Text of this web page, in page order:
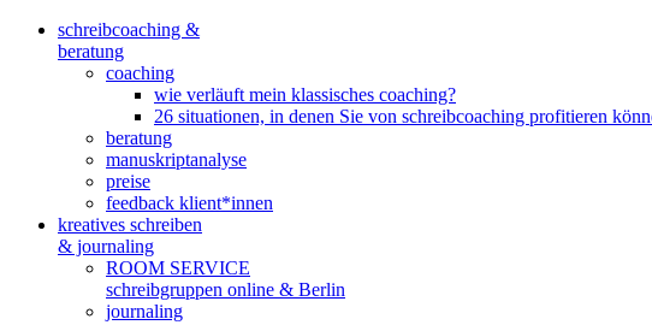
schreibcoaching &
beratung
coaching
wie verläuft mein klassisches coaching?
26 situationen, in denen Sie von schreibcoaching profitieren
beratung
manuskriptanalyse
preise
feedback klient*innen
kreatives schreiben
& journaling
ROOM SERVICE
schreibgruppen online & Berlin
journaling